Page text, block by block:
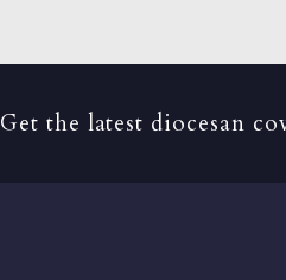
Get the latest diocesan